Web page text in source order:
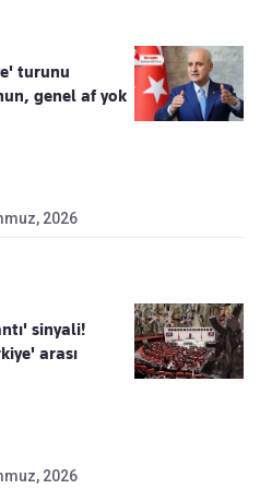
turunu
genel af yok
2026
sinyali!
arası
2026